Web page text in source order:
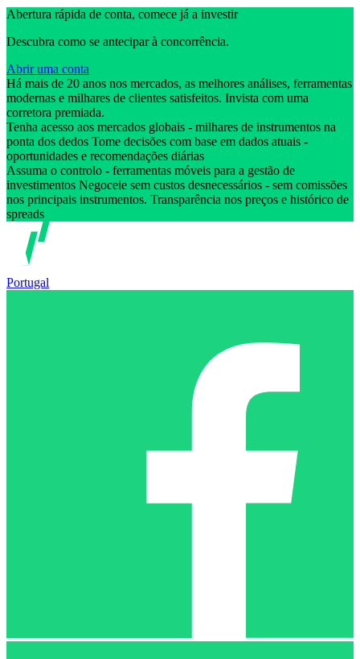
Abertura rápida de conta, comece já a investir
Descubra como se antecipar à concorrência.
Abrir uma conta
Há mais de 20 anos nos mercados, as melhores análises, ferramentas
modernas e milhares de clientes satisfeitos. Invista com uma
corretora premiada.
Tenha acesso aos mercados globais - milhares de instrumentos na
ponta dos dedos Tome decisões com base em dados atuais -
oportunidades e recomendações diárias
Assuma o controlo - ferramentas móveis para a gestão de
investimentos Negoceie sem custos desnecessários - sem comissões
nos principais instrumentos. Transparência nos preços e histórico de
spreads
Portugal